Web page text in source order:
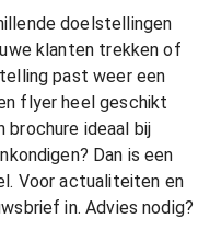
doelstellingen
klanten trekken of
past weer een
flyer heel geschikt
brochure ideaal bij
Dan is een
Voor actualiteiten en
in. Advies nodig?